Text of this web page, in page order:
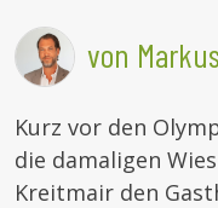
von
Kurz vor den
die damaligen
Kreitmair den